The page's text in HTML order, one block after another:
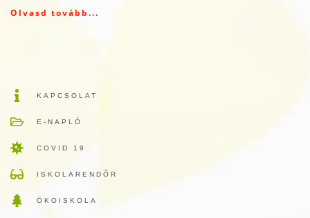
Olvasd tovább...
KAPCSOLAT
E-NAPLÓ
COVID 19
ISKOLARENDŐR
ÖKOISKOLA